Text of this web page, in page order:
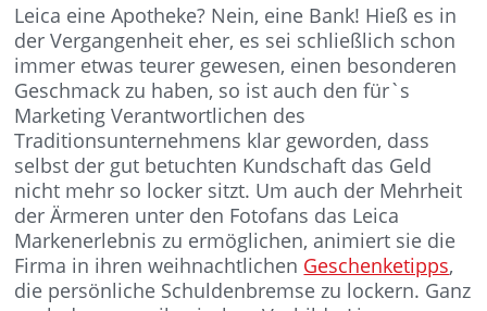
Leica eine Apotheke? Nein, eine Bank! Hieß es in
der Vergangenheit eher, es sei schließlich schon
immer etwas teurer gewesen, einen besonderen
Geschmack zu haben, so ist auch den für`s
Marketing Verantwortlichen des
Traditionsunternehmens klar geworden, dass
selbst der gut betuchten Kundschaft das Geld
nicht mehr so locker sitzt. Um auch der Mehrheit
der Ärmeren unter den Fotofans das Leica
Markenerlebnis zu ermöglichen, animiert sie die
Firma in ihren weihnachtlichen Geschenketipps,
die persönliche Schuldenbremse zu lockern. Ganz